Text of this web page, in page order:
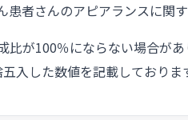
患者さんのアピアランスに関
が100％にならない場合が
入した数値を記載しておりま